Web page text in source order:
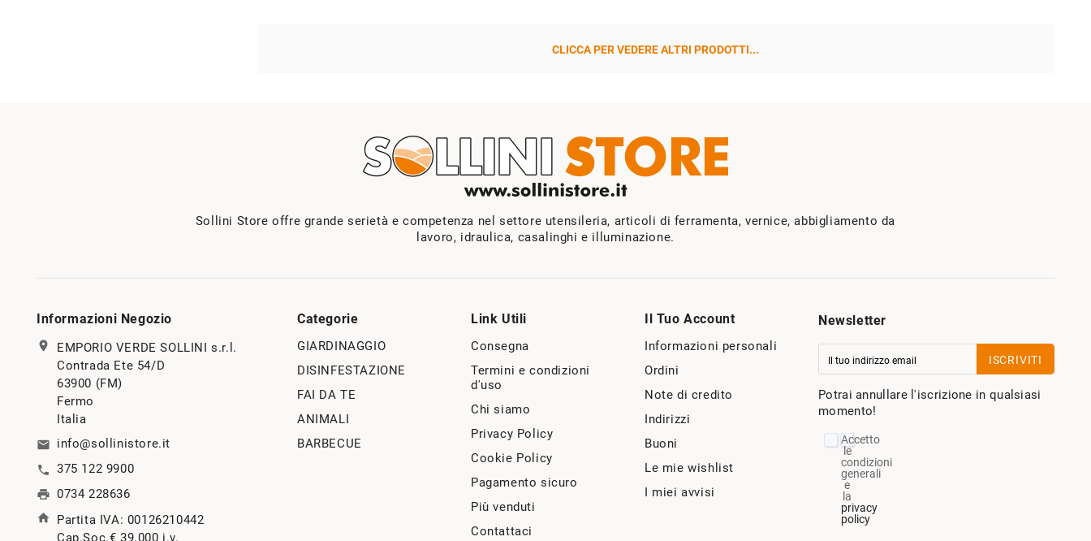
CLICCA PER VEDERE ALTRI PRODOTTI...
Sollini Store offre grande serietà e competenza nel settore utensileria, articoli di ferramenta, vernice, abbigliamento da
lavoro, idraulica, casalinghi e illuminazione.
Informazioni Negozio
location_on
EMPORIO VERDE SOLLINI s.r.l.
Contrada Ete 54/D
63900 (FM)
Fermo
Italia
email info@sollinistore.it
call 375 122 9900
print 0734 228636
home
Partita IVA: 00126210442
Cap.Soc.€ 39.000 i.v.
Categorie
GIARDINAGGIO
DISINFESTAZIONE
FAI DA TE
ANIMALI
BARBECUE
Link Utili
Consegna
Termini e condizioni
d'uso
Chi siamo
Privacy Policy
Cookie Policy
Pagamento sicuro
Più venduti
Contattaci
Il Tuo Account
Informazioni personali
Ordini
Note di credito
Indirizzi
Buoni
Le mie wishlist
I miei avvisi
Newsletter
ISCRIVITI
Potrai annullare l'iscrizione in qualsiasi
momento!
Accetto
le
condizioni
generali
e
la
privacy
policy